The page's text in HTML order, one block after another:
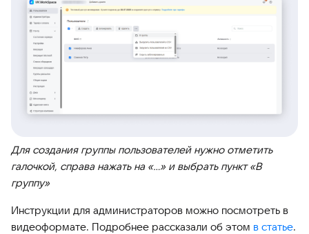
Для создания группы пользователей нужно отметить
галочкой, справа нажать на «…» и выбрать пункт «В
группу»
Инструкции для администраторов можно посмотреть в
видеоформате. Подробнее рассказали об этом в статье.